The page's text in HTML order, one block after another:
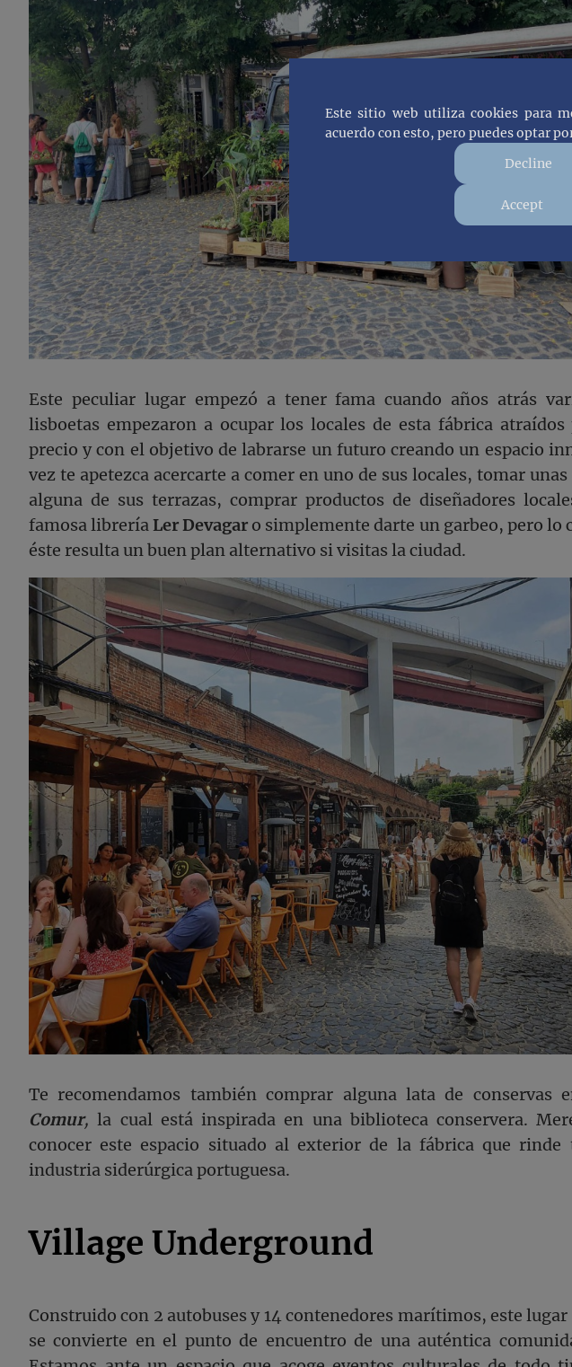
Este peculiar lugar empezó a tener fama cuando años atrás
lisboetas empezaron a ocupar los locales de esta fábrica
precio y con el objetivo de labrarse un futuro creando un espacio
vez te apetezca acercarte a comer en uno de sus locales, tomar unas
alguna de sus terrazas, comprar productos de diseñadores
famosa libreríaLer Devagar o simplemente darte un garbeo, pero lo
éste resulta un buen plan alternativo si visitas la ciudad.
Te recomendamos también comprar alguna lata de conservas
Comur, la cual está inspirada en una biblioteca conservera.
conocer este espacio situado al exterior de la fábrica que
industria siderúrgica portuguesa.
Village Underground
Construido con 2 autobuses y 14 contenedores marítimos, este
se convierte en el punto de encuentro de una auténtica
Este sitio web utiliza cookies para
acuerdo con esto, pero puedes optar
Decline
Accept